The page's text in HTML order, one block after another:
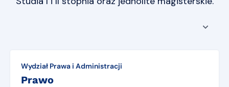
Wydział Prawa i Administracji
Prawo